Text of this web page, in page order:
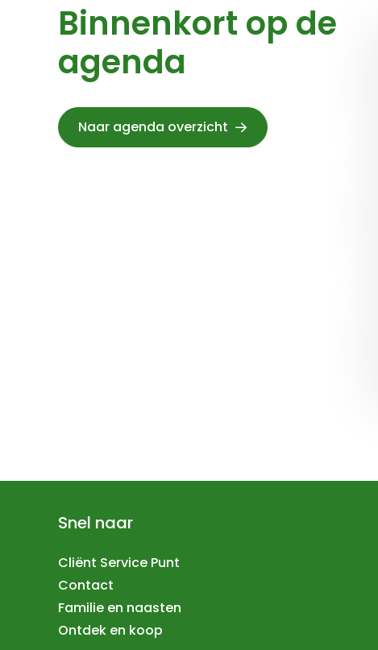
Binnenkort op de
agenda
Naar agenda overzicht
Snel naar
Cliënt Service Punt
Contact
Familie en naasten
Ontdek en koop